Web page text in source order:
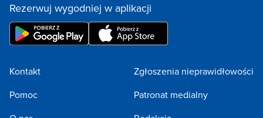
Rezerwuj wygodniej w aplikacji
Kontakt
Pomoc
Zgłoszenia nieprawidłowości
Patronat medialny